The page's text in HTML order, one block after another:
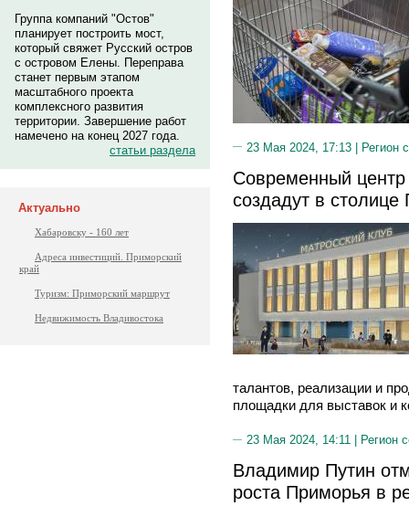
Группа компаний "Остов"
планирует построить мост,
который свяжет Русский остров
с островом Елены. Переправа
станет первым этапом
масштабного проекта
комплексного развития
территории. Завершение работ
намечено на конец 2027 года.
статьи раздела
Актуально
Хабаровску - 160 лет
Адреса инвестиций. Приморский
край
Туризм: Приморский маршрут
Недвижимость Владивостока
23 Мая 2024, 17:13 | Регион
Современный центр
создадут в
талантов, реализации и
площадки для выставок и
23 Мая 2024, 14:11 | Регион
Владимир Путин
роста Приморья в